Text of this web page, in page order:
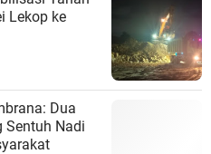
Lekop ke
Dua
Sentuh Nadi